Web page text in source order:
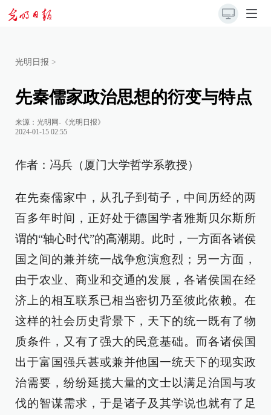
光明日报 >
先秦儒家政治思想的衍变与特点
来源： 光明网-《光明日报》
2024-01-15 02:55
作者：冯兵（厦门大学哲学系教授）
在先秦儒家中，从孔子到荀子，中间历经的两
百多年时间，正好处于德国学者雅斯贝尔斯所
谓的“轴心时代”的高潮期。此时，一方面各诸侯
国之间的兼并统一战争愈演愈烈；另一方面，
由于农业、商业和交通的发展，各诸侯国在经
济上的相互联系已相当密切乃至彼此依赖。在
这样的社会历史背景下，天下的统一既有了物
质条件，又有了强大的民意基础。而各诸侯国
出于富国强兵甚或兼并他国一统天下的现实政
治需要，纷纷延揽大量的文士以满足治国与攻
伐的智谋需求，于是诸子及其学说也就有了足